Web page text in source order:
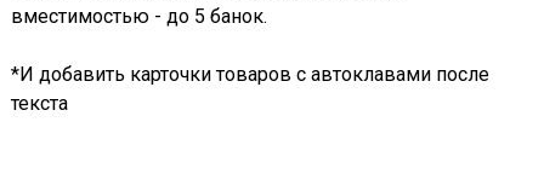
вместимостью - до 5 банок.
*И добавить карточки товаров с автоклавами после
текста